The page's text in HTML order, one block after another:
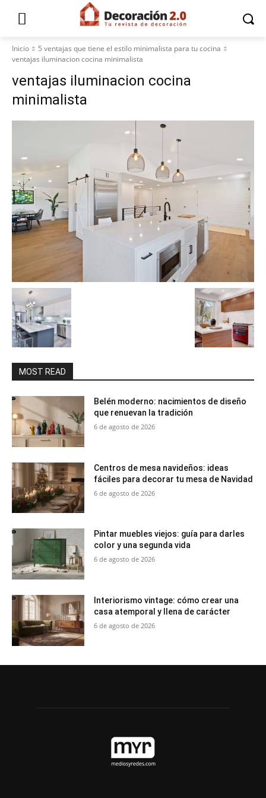
Inicio
5 ventajas que tiene el estilo minimalista para tu cocina
ventajas iluminacion cocina minimalista
ventajas iluminacion cocina
minimalista
MOST READ
Belén moderno: nacimientos de diseño
que renuevan la tradición
6 de agosto de 2026
Centros de mesa navideños: ideas
fáciles para decorar tu mesa de Navidad
6 de agosto de 2026
Pintar muebles viejos: guía para darles
color y una segunda vida
6 de agosto de 2026
Interiorismo vintage: cómo crear una
casa atemporal y llena de carácter
6 de agosto de 2026